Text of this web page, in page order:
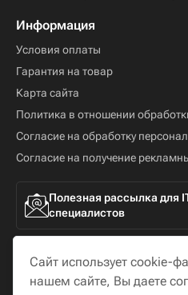
Информация
Условия оплаты
Гарантия на товар
Карта сайта
Политика в отношении
Согласие на обработку
Согласие на получение
Полезная рассылка для
специалистов
Сайт использует cookie-
нашем сайте, Вы даете